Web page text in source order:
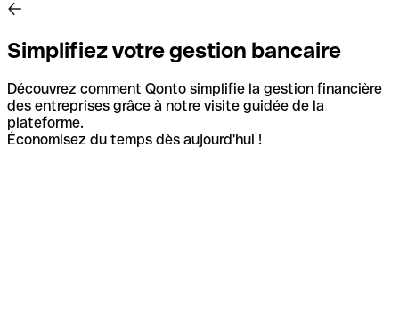
Simplifiez votre gestion bancaire
Découvrez comment Qonto simplifie la gestion financière
des entreprises grâce à notre visite guidée de la
plateforme.
Économisez du temps dès aujourd'hui !